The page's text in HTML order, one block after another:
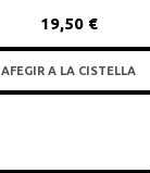
19,50 €
AFEGIR A LA CISTELLA